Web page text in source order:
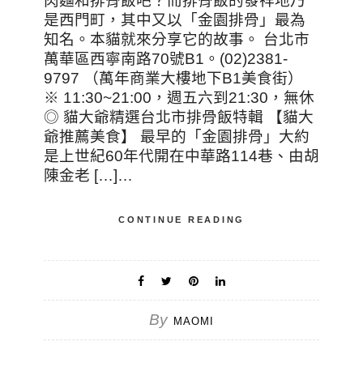
是西門町，其中又以「金園排骨」最為
知名。本貓就來分享它的故事。 台北市
萬華區西寧南路70號B1。(02)2381-
9797 （萬年商業大樓地下B1美食街）
※ 11:30~21:00，週五六到21:30，無休
◎ 貓大爺精選台北市排骨飯特輯 【貓大
爺推薦美食】 最早的「金園排骨」大約
是上世紀60年代開在中華路114巷、由胡
陳金老 […]…
CONTINUE READING
By MAOMI